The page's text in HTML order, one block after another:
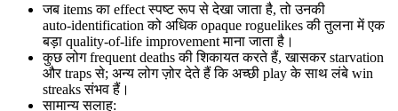
जब items का effect स्पष्ट रूप से देखा जाता है, तो उनकी
auto‑identification को अधिक opaque roguelikes की तुलना में एक
बड़ा quality‑of‑life improvement माना जाता है।
कुछ लोग frequent deaths की शिकायत करते हैं, खासकर starvation
और traps से; अन्य लोग ज़ोर देते हैं कि अच्छी play के साथ लंबे win
streaks संभव हैं।
सामान्य सलाह: